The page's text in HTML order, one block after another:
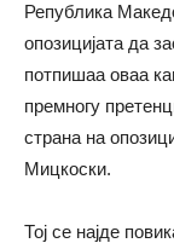
Република
опозицијата да
потпишаа оваа
премногу
страна на
Мицкоски.
Тој се најде